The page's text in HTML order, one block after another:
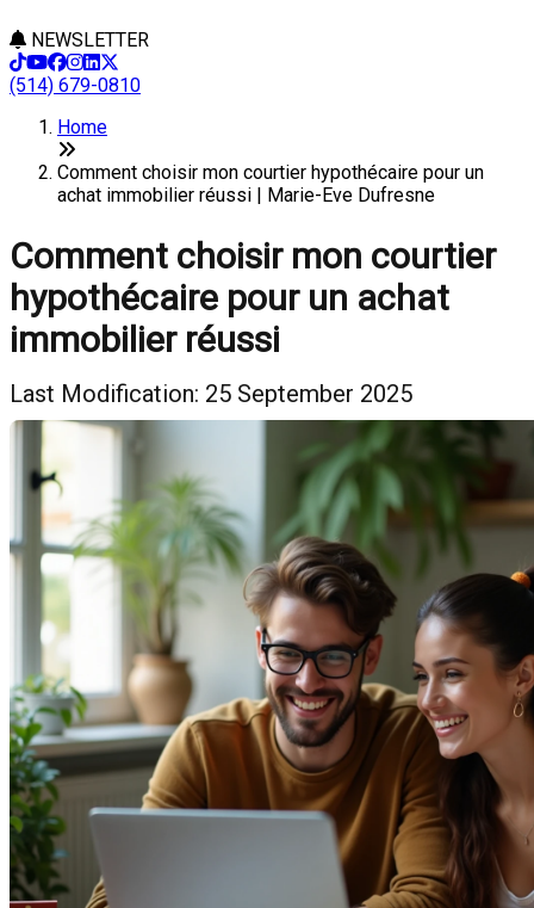
NEWSLETTER
(514) 679-0810
Home
Comment choisir mon courtier hypothécaire pour un
achat immobilier réussi | Marie-Eve Dufresne
Comment choisir mon courtier
hypothécaire pour un achat
immobilier réussi
Last Modification: 25 September 2025